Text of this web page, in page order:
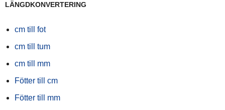
LÄNGDKONVERTERING
cm till fot
cm till tum
cm till mm
Fötter till cm
Fötter till mm